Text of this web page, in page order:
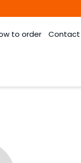
to order Contact